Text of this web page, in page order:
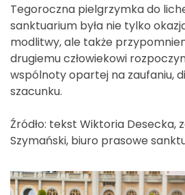
Tegoroczna pielgrzymka do
sanktuarium była nie tylko
modlitwy, ale także
drugiemu człowiekowi
wspólnoty opartej na zaufaniu,
szacunku.
Źródło: tekst Wiktoria Desecka,
Szymański, biuro prasowe